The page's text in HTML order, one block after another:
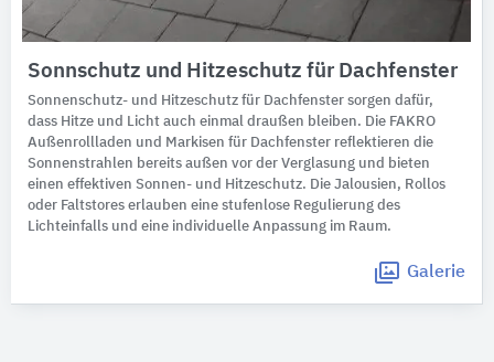
​​Sonnschutz und Hitzeschutz für Dachfenster
Sonnenschutz- und Hitzeschutz für Dachfenster sorgen dafür,
dass Hitze und Licht auch einmal draußen bleiben. Die FAKRO
Außenrollladen und Markisen für Dachfenster reflektieren die
Sonnenstrahlen bereits außen vor der Verglasung und bieten
einen effektiven Sonnen- und Hitzeschutz. Die Jalousien, Rollos
oder Faltstores erlauben eine stufenlose Regulierung des
Lichteinfalls und eine individuelle Anpassung im Raum.
Galerie